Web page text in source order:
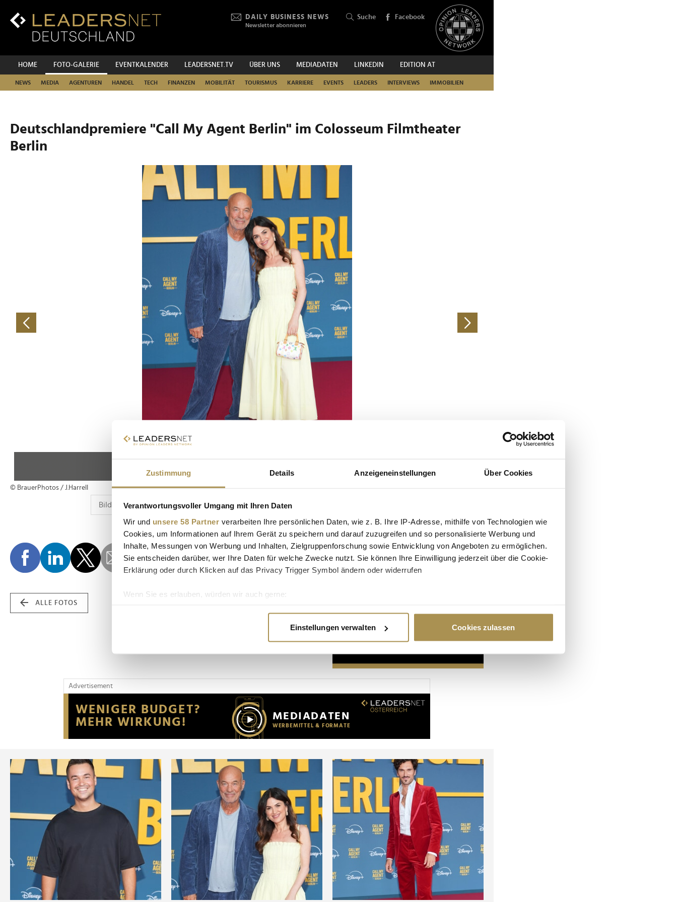
Zustimmung Details Anzeigeneinstellungen Über Cookies
Verantwortungsvoller Umgang mit Ihren Daten
Wir und unsere 58 Partner verarbeiten Ihre persönlichen Daten, wie z. B. Ihre IP-Adresse, mithilfe von Technologien wie
Cookies, um Informationen auf Ihrem Gerät zu speichern und darauf zuzugreifen und so personalisierte Werbung und
Inhalte, Messungen von Werbung und Inhalten, Zielgruppenforschung sowie Entwicklung von Angeboten zu ermöglichen.
Sie entscheiden darüber, wer Ihre Daten für welche Zwecke nutzt. Sie können Ihre Einwilligung jederzeit über die Cookie-
Erklärung oder durch Klicken auf das Privacy Trigger Symbol ändern oder widerrufen
Wenn Sie es erlauben, würden wir auch gerne:
Erfahren Sie mehr darüber, wie Ihre persönlichen Daten verarbeitet werden, und legen Sie Ihre Präferenzen im
Wir verwenden Cookies, um Inhalte und Anzeigen zu personalisieren, Funktionen für soziale Medien anbieten zu können
Website an unsere Partner für soziale Medien, Werbung und Analysen weiter. Unsere Partner führen diese Informationen
möglicherweise mit weiteren Daten zusammen, die Sie ihnen bereitgestellt haben oder die sie im Rahmen Ihrer Nutzung
der Dienste gesammelt haben.
Einstellungen verwalten Cookies zulassen
Inhalt
Hauptnavigation
DAILY BUSINESS NEWS
Newsletter abonnieren
Suche Facebook
HOME FOTO-GALERIE EVENTKALENDER LEADERSNET.TV ÜBER UNS MEDIADATEN LINKEDIN EDITION AT
NEWS MEDIA AGENTUREN HANDEL TECH FINANZEN MOBILITÄT TOURISMUS KARRIERE EVENTS LEADERS INTERVIEWS IMMOBILIEN
SUCHEN
Deutschlandpremiere "Call My Agent Berlin" im Colosseum Filmtheater
Berlin
© BrauerPhotos / J.Harrell
ALLE FOTOS
Advertisement
Advertisement